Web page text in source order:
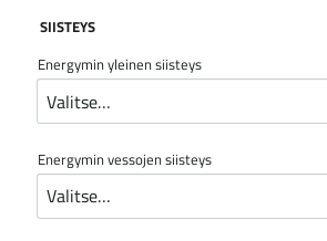
SIISTEYS
Energymin yleinen siisteys
Energymin vessojen siisteys